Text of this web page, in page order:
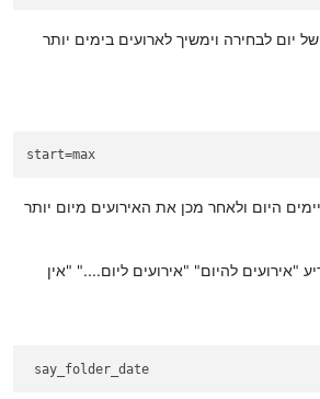
של יום לבחירה וימשיך לארועים בימים יותר
start=max
היום ולאחר מכן את האירועים מיום יותר
"אירועים להיום" "אירועים ליום...." "אין